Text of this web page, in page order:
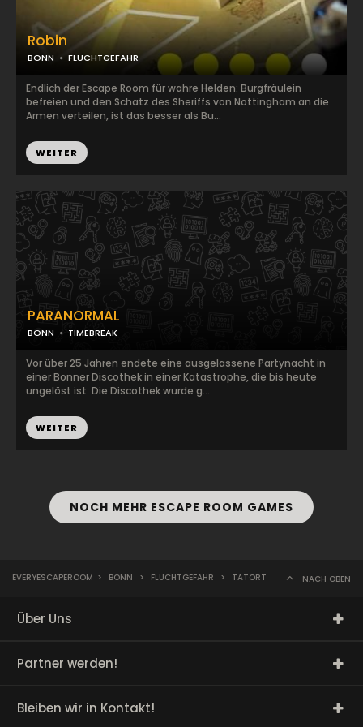
Robin
BONN FLUCHTGEFAHR
Endlich der Escape Room für wahre Helden: Burgfräulein
befreien und den Schatz des Sheriffs von Nottingham an die
Armen verteilen, ist das besser als Bu...
WEITER
PARANORMAL
BONN TIMEBREAK
Vor über 25 Jahren endete eine ausgelassene Partynacht in
einer Bonner Discothek in einer Katastrophe, die bis heute
ungelöst ist. Die Discothek wurde g...
WEITER
NOCH MEHR ESCAPE ROOM GAMES
EVERYESCAPEROOM > BONN > FLUCHTGEFAHR > TATORT NACH OBEN
Über Uns
Partner werden!
Bleiben wir in Kontakt!